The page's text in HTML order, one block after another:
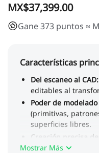
MX$37,399.00
Gane 373 puntos ≈
Mostrar Más